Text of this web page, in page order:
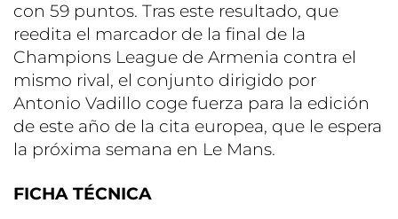
con 59 puntos. Tras este resultado, que
reedita el marcador de la final de la
Champions League de Armenia contra el
mismo rival, el conjunto dirigido por
Antonio Vadillo coge fuerza para la edición
de este año de la cita europea, que le espera
la próxima semana en Le Mans.
FICHA TÉCNICA